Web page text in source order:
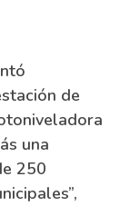
de
una
250